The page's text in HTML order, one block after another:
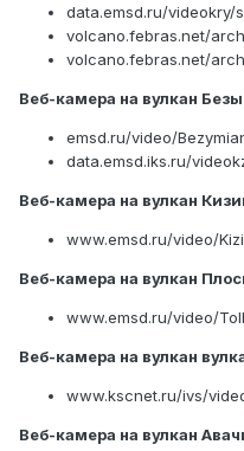
data.emsd.ru/videokry/
volcano.febras.net/
volcano.febras.net/
Веб-камера на вулкан
emsd.ru/video/
data.emsd.iks.ru/
Веб-камера на вулкан
www.emsd.ru/video/
Веб-камера на вулкан
www.emsd.ru/video/
Веб-камера на вулкан
www.kscnet.ru/ivs/
Веб-камера на вулкан